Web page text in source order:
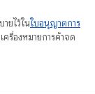
ยไว้ในใบอนุญาตการ
รื่องหมายการค้าจด